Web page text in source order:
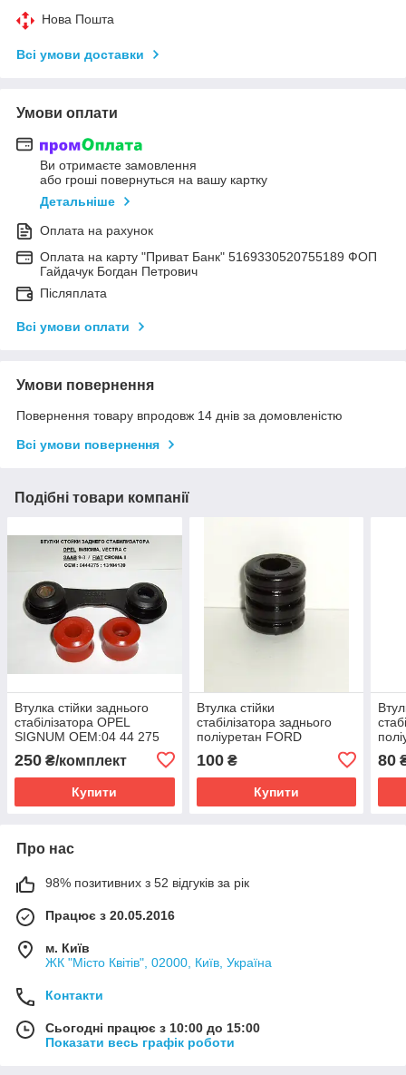
Нова Пошта
Всі умови доставки
Умови оплати
Ви отримаєте замовлення
або гроші повернуться на вашу картку
Детальніше
Оплата на рахунок
Оплата на карту "Приват Банк" 5169330520755189 ФОП
Гайдачук Богдан Петрович
Післяплата
Всі умови оплати
Умови повернення
Повернення товару впродовж 14 днів за домовленістю
Всі умови повернення
Подібні товари компанії
Втулка стійки заднього
стабілізатора OPEL
SIGNUM ОЕМ:04 44 275
250 ₴/комплект
Купити
Втулка стійки
стабілізатора заднього
поліуретан FORD
MONDEO II ОЕМ:1054209
100₴
Купити
80
Про нас
98% позитивних з 52 відгуків за рік
Працює з 20.05.2016
м. Київ
ЖК "Місто Квітів", 02000, Київ, Україна
Контакти
Сьогодні працює з 10:00 до 15:00
Показати весь графік роботи